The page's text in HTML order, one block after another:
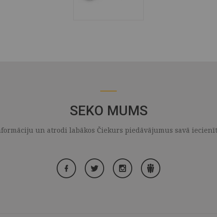
SEKO MUMS
un atrodi labākos Čiekurs piedāvājumus savā